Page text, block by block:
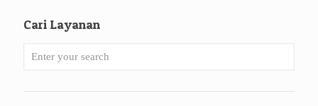
Cari Layanan